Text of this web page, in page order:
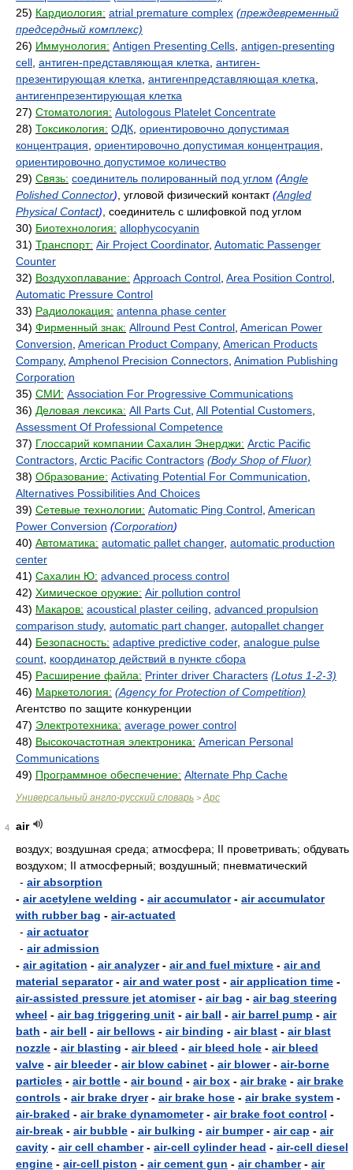
25) Кардиология: atrial premature complex (преждевременный
предсердный комплекс)
26) Иммунология: Antigen Presenting Cells antigen-presenting
cell антиген-представляющая клетка антиген-
презентирующая клетка антигенпредставляющая клетка
антигенпрезентирующая клетка
27) Стоматология: Autologous Platelet Concentrate
28) Токсикология: ОДК ориентировочно допустимая
концентрация ориентировочно допустимая концентрация
ориентировочно допустимое количество
29) Связь: соединитель полированный под углом (Angle
Polished Connector) , угловой физический контакт(Angled
Physical Contact) , соединитель с шлифовкой под углом
30) Биотехнология: allophycocyanin
31) Транспорт: Air Project Coordinator, Automatic Passenger
Counter
32) Воздухоплавание: Approach Control Area Position Control
Automatic Pressure Control
33) Радиолокация: antenna phase center
34) Фирменный знак: Allround Pest Control American Power
Conversion American Product Company, American Products
Company, Amphenol Precision Connectors Animation Publishing
Corporation
35) СМИ: Association For Progressive Communications
36) Деловая лексика: All Parts Cut All Potential Customers
Assessment Of Professional Competence
37) Глоссарий компании Сахалин Энерджи: Arctic Pacific
Contractors Arctic Pacific Contractors (Body Shop of Fluor)
38) Образование: Activating Potential For Communication
Alternatives Possibilities And Choices
39) Сетевые технологии: Automatic Ping Control American
Power Conversion (Corporation)
40) Автоматика: automatic pallet changer, automatic production
center
41) Сахалин Ю: advanced process control
42) Химическое оружие: Air pollution control
43) Макаров: acoustical plaster ceiling advanced propulsion
comparison study, automatic part changer, autopallet changer
44) Безопасность: adaptive predictive coder, analogue pulse
count координатор действий в пункте сбора
45) Расширение файла: Printer driver Characters (Lotus 1-2-3)
46) Маркетология: (Agency for Protection of Competition)
Агентство по защите конкуренции
47) Электротехника: average power control
48) Высокочастотная электроника: American Personal
Communications
49) Программное обеспечение: Alternate Php Cache
Универсальный англо-русский словарь > Apc
4
air
воздух; воздушная среда; атмосфера; II проветривать; обдувать
воздухом; II атмосферный; воздушный; пневматический
- air absorption
- air acetylene welding - air accumulator- air accumulator
with rubber bag - air-actuated
- air actuator
- air admission
- air agitation - air analyzer- air and fuel mixture - air and
material separator- air and water post - air application time -
air-assisted pressure jet atomiser- air bag - air bag steering
wheel - air bag triggering unit - air ball - air barrel pump - air
bath - air bell - air bellows - air binding - air blast - air blast
nozzle - air blasting - air bleed - air bleed hole - air bleed
valve - air bleeder- air blow cabinet - air blower- air-borne
particles - air bottle - air bound - air box - air brake - air brake
controls - air brake dryer- air brake hose - air brake system -
air-braked - air brake dynamometer- air brake foot control -
air-break - air bubble - air bulking - air bumper- air cap - air
cavity - air cell chamber- air-cell cylinder head - air-cell diesel
engine - air-cell piston - air cement gun - air chamber- air